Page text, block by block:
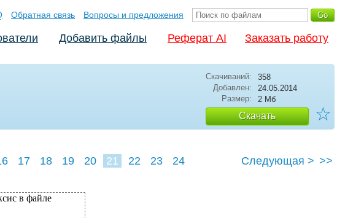
Обратная связь Вопросы и предложения
Добавить файлы Реферат AI Заказать работу
Скачиваний:
358
Добавлен:
24.05.2014
Размер:
2 Мб
Скачать ☆
17 18 19 20 21 22 23 24 Следующая > >>
в файле